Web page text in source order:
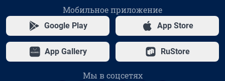
Мобильное приложение
Google Play App Store
App Gallery RuStore
Мы в соцсетях